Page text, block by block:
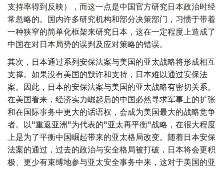
支持率得到反映），而这一点是中国官方研究日本政治时经
常忽略的。国内许多研究机构和部分决策部门，习惯于带着
一种狭窄的简单化框架来研究日本，这在一定程度上造成了
中国在对日本局势的误判及应对策略的错误。
其次，日本通过系列安保法案与美国的亚太战略将形成相互
支撑。如果没有美国的默许和支持，日本难以通过安保法
案。因此，日本的安保法案与美国的亚太战略有密切关系。
在美国看来，经济实力崛起后的中国必然寻求军事上的扩张
和在国际事务中更大的话语权，会成为美国最大的战略竞争
者。以"重返亚洲"为代表的"亚太再平衡"战略，在很大程度
上是为了平衡中国崛起带来的亚太格局改变。随着日本安保
法案的通过，过去的政治与安全格局被打破，日本将会更积
极、更少有束缚地参与亚太安全事务中来，这对于美国的亚